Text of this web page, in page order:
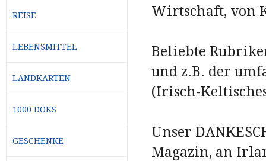
Wirtschaft, von
Beliebte
und z.B. der
(Irisch-
Unser
Magazin, an
REISE
LEBENSMITTEL
LANDKARTEN
1000 DOKS
GESCHENKE